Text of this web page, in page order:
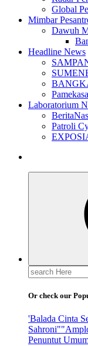
Global
Mimbar
Dawuh
Headline News
Laboratorium
Patroli
Search
for:
Or check our
'Balada Cinta
Sahroni"
Penuntut